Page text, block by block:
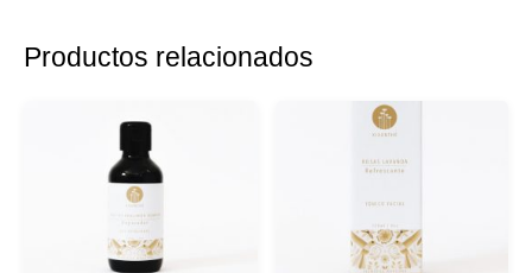
Productos relacionados